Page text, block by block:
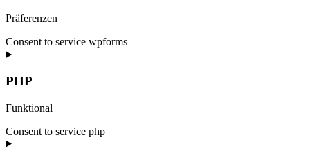
Präferenzen
Consent to service wpforms
PHP
Funktional
Consent to service php